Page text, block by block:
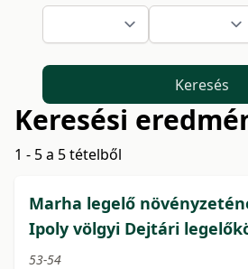
Keresés
Keresési
1 - 5 a 5 tételből
Marha legelő
Ipoly völgyi Dejtári
53-54